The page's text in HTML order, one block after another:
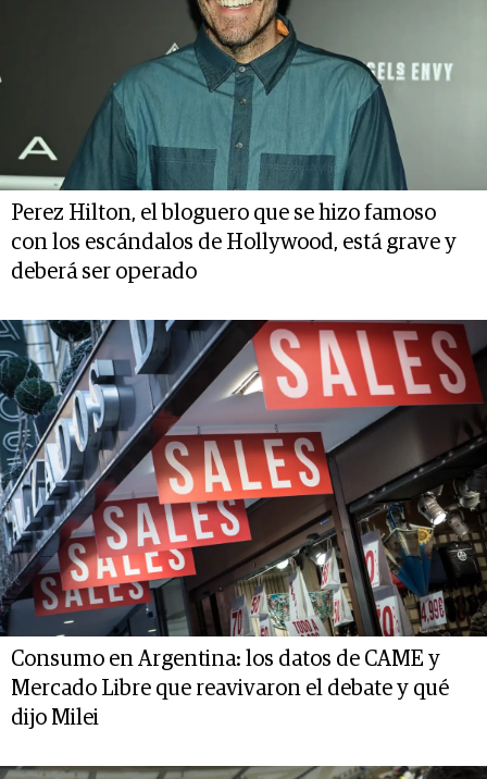
Perez Hilton, el bloguero que se hizo famoso
con los escándalos de Hollywood, está grave y
deberá ser operado
Consumo en Argentina: los datos de CAME y
Mercado Libre que reavivaron el debate y qué
dijo Milei